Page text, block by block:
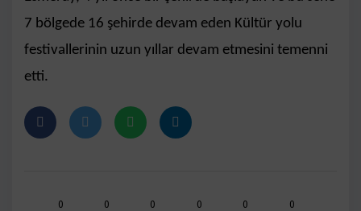
7 bölgede 16 şehirde devam eden Kültür yolu
festivallerinin uzun yıllar devam etmesini temenni
etti.
0 0 0 0 0 0